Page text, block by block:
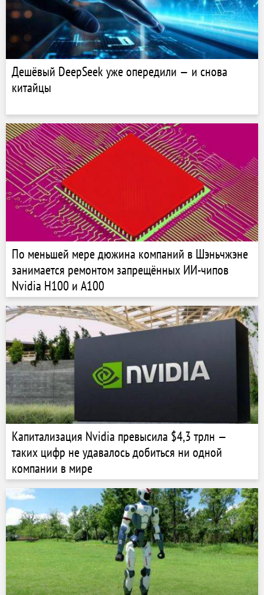
Дешёвый DeepSeek уже опередили — и снова
китайцы
По меньшей мере дюжина компаний в Шэньчжэне
занимается ремонтом запрещённых ИИ-чипов
Nvidia H100 и A100
Капитализация Nvidia превысила $4,3 трлн —
таких цифр не удавалось добиться ни одной
компании в мире